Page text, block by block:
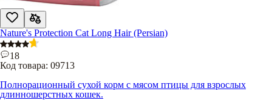
Nature's Protection Cat Long Hair (Persian)
18
Код товара: 09713
Полнорационный сухой корм с мясом птицы для взрослых
длинношерстных кошек.